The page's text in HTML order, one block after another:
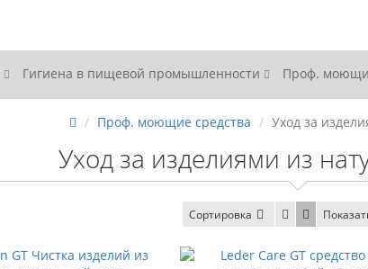
Гигиена в пищевой промышленности Проф.
Проф. моющие средства Уход за
Уход за изделиями из
Сортировка